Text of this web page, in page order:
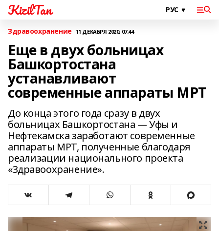
KizilTan
Здравоохранение 11 ДЕКАБРЯ 2020, 07:44
Еще в двух больницах
Башкортостана
устанавливают
современные аппараты МРТ
До конца этого года сразу в двух
больницах Башкортостана — Уфы и
Нефтекамска заработают современные
аппараты МРТ, полученные благодаря
реализации национального проекта
«Здравоохранение».